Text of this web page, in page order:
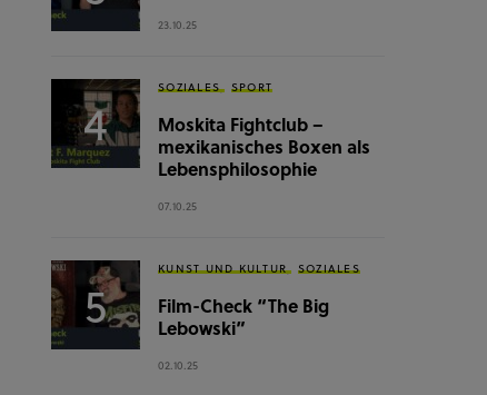
23.10.25
SOZIALES SPORT
Moskita Fightclub –
mexikanisches Boxen als
Lebensphilosophie
07.10.25
KUNST UND KULTUR SOZIALES
Film-Check “The Big
Lebowski”
02.10.25